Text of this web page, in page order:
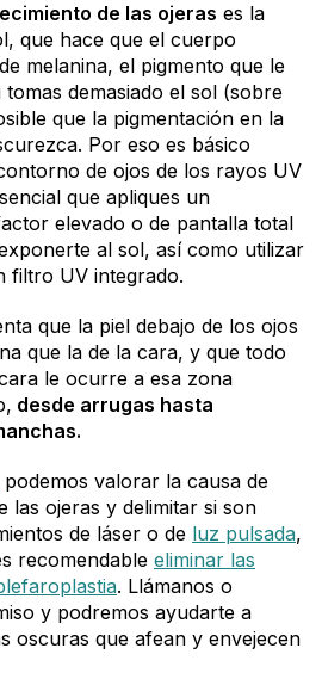
de las ojeras es la
que hace que el cuerpo
melanina, el pigmento que le
demasiado el sol (sobre
que la pigmentación en la
Por eso es básico
de ojos de los rayos UV
que apliques un
elevado o de pantalla total
al sol, así como utilizar
filtro UV integrado.
que la piel debajo de los ojos
que la de la cara, y que todo
le ocurre a esa zona
desde arrugas hasta
podemos valorar la causa de
las ojeras y delimitar si son
de láser o de luz pulsada,
recomendable eliminar las
. Llámanos o
y podremos ayudarte a
oscuras que afean y envejecen